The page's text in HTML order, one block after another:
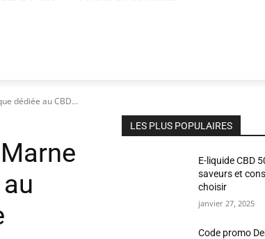
dédiée au CBD...
LES PLUS POPULAIRES
E-liquide CBD
saveurs et
choisir
janvier 27, 2025
Code promo